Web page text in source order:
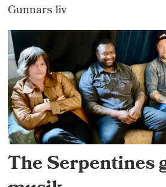
Gunnars liv
The Serpentines